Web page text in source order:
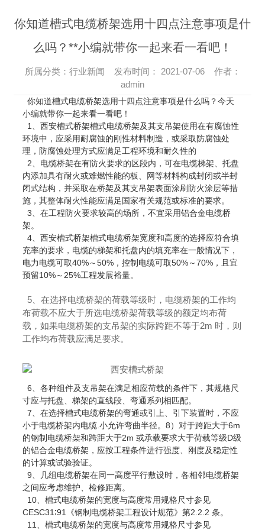
你知道槽式电缆桥架选用十四点注意事项是什
么吗？**小编就带你一起来看一看吧！
所属分类：行业新闻 发布时间： 2021-07-06 作者：
admin
你知道槽式电缆桥架选用十四点注意事项是什么吗？今天
小编就带你一起来看一看吧！
1、西安槽式桥架槽式电缆桥架及其支吊架使用在有腐蚀性
环境中，应采用耐腐蚀的刚性材料制造，或采取防腐蚀处
理，防腐蚀处理方式应满足工程环境和耐久性的
2、电缆桥架在有防火要求的区段内，可在电缆梯架、托盘
内添加具有耐火或难燃性能的板、网等材料构成封闭或半封
闭式结构，并采取在桥架及其支吊架表面涂刷防火涂层等措
施，其整体耐火性能应满足国家有关规范或标准的要求。
3、在工程防火要求较高的场所，不宜采用铝合金电缆桥
架。
4、西安槽式桥架槽式电缆桥架宽度和高度的选择应符合填
充率的要求，电缆的梯架和托盘内的填充率在一般情况下，
电力电缆可取40%～50%，控制电缆可取50%～70%，且宜
预留10%～25%工程发展裕量。
5、在选择电缆桥架的荷载等级时，电缆桥架的工作均
布荷载不应大于所选电缆桥架荷载等级的额定均布荷
载，如果电缆桥架的支吊架的实际跨距不等于2m 时，则
工作均布荷载应满足要求。
6、各种组件及支吊架在满足相应荷载的条件下，其规格尺
寸应与托盘、梯架的直线段、弯通系列相匹配。
7、在选择槽式电缆桥架的弯通或引上、引下装置时，不应
小于电缆桥架内电缆.小允许弯曲半径。8）对于跨距大于6m
的钢制电缆桥架和跨距大于2m 或承载要求大于荷载等级D级
的铝合金电缆桥架，应按工程条件进行强度、刚度及稳定性
的计算或试验验证。
9、几组电缆桥架在同一高度平行敷设时，各相邻电缆桥架
之间应考虑维护、检修距离。
10、槽式电缆桥架的宽度与高度常用规格尺寸参见
CESC31∶91《钢制电缆桥架工程设计规范》第2.2.2 条。
11、槽式电缆桥架的宽度与高度常用规格尺寸参见